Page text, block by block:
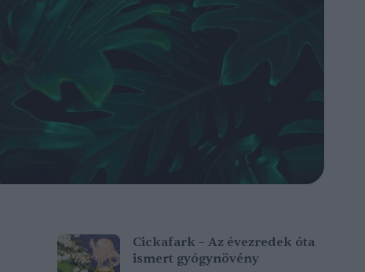
Cickafark – Az évezredek óta
ismert gyógynövény